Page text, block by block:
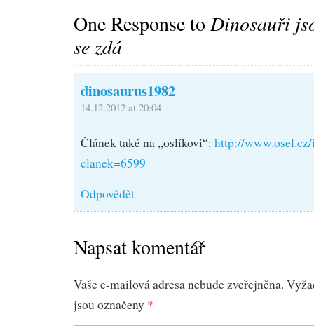
One Response toDinosauři
se zdá
dinosaurus1982
14.12.2012 at 20:04
Článek také na „oslíkovi“: http://
clanek=6599
Odpovědět
Napsat komentář
Vaše e-mailová adresa nebude zveřejněna.
jsou označeny *